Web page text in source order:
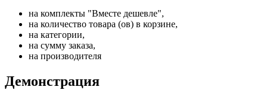
на комплекты "Вместе дешевле",
на количество товара (ов) в корзине,
на категории,
на сумму заказа,
на производителя
Демонстрация